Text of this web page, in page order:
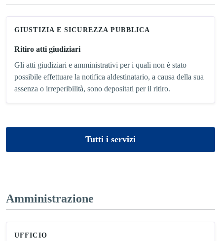
GIUSTIZIA E SICUREZZA PUBBLICA
Ritiro atti giudiziari
Gli atti giudiziari e amministrativi per i quali non è stato
possibile effettuare la notifica aldestinatario, a causa della sua
assenza o irreperibilità, sono depositati per il ritiro.
Tutti i servizi
Amministrazione
UFFICIO